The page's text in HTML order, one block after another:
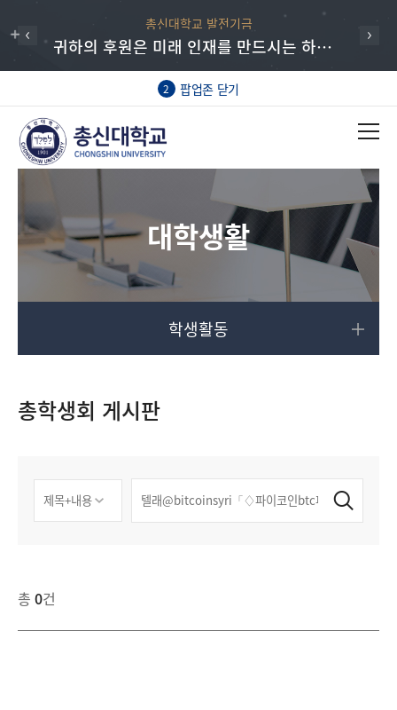
총신대학교 발전기금
귀하의 후원은 미래 인재를 만드시는 하나님의 일에 동역하는 매우 귀한 헌신입니다.
2 팝업존 닫기
대학생활
학생활동
총학생회 게시판
총 0건